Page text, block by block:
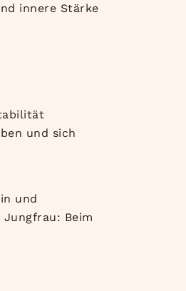
innere Stärke
und sich
und
Beim